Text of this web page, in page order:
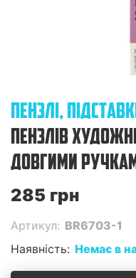
ПЕНЗЛІ,
ПЕНЗЛІВ
ДОВГИМИ
285 грн
Артикул: BR6703-1
Наявність: Немає в